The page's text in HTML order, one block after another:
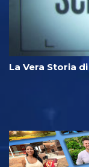
La Vera Storia